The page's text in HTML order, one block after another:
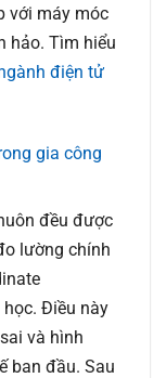
với máy móc
hảo. Tìm hiểu
điện tử
gia công
đều được
lường chính
Điều này
và hình
ban đầu. Sau